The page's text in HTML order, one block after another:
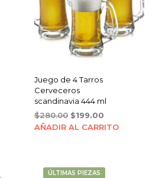
Juego de 4 Tarros
Cerveceros
scandinavia 444 ml
$280.00 Original
price
$199.00Current
price
AÑADIR AL CARRITO
ÚLTIMAS PIEZAS